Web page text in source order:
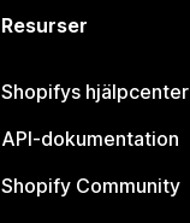
Resurser
Shopifys hjälpcenter
API-dokumentation
Shopify Community